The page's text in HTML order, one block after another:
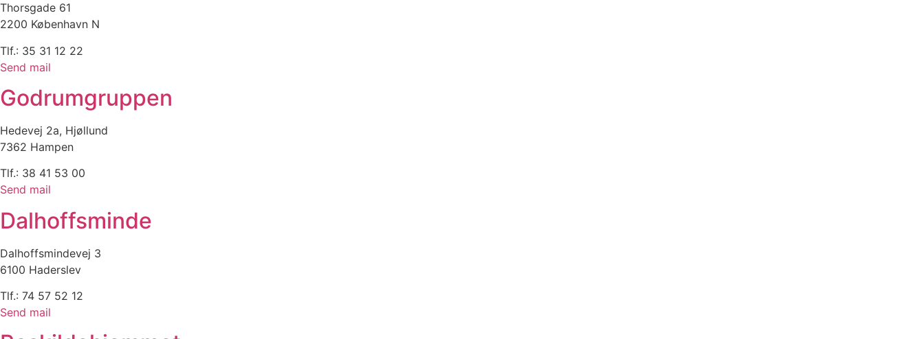
Thorsgade 61
2200 København N
Tlf.: 35 31 12 22
Send mail
Godrumgruppen
Hedevej 2a, Hjøllund
7362 Hampen
Tlf.: 38 41 53 00
Send mail
Dalhoffsminde
Dalhoffsmindevej 3
6100 Haderslev
Tlf.: 74 57 52 12
Send mail